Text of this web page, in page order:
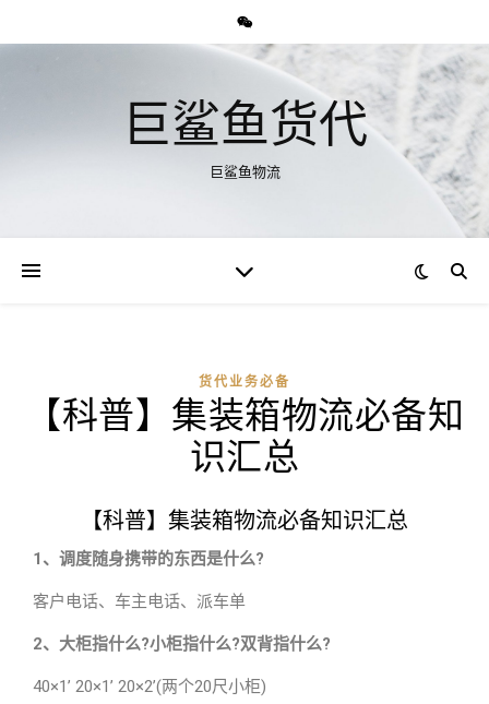
巨鲨鱼货代
巨鲨鱼物流
货代业务必备
【科普】集装箱物流必备知
识汇总
【科普】集装箱物流必备知识汇总
1、调度随身携带的东西是什么?
客户电话、车主电话、派车单
2、大柜指什么?小柜指什么?双背指什么?
40×1’ 20×1’ 20×2’(两个20尺小柜)